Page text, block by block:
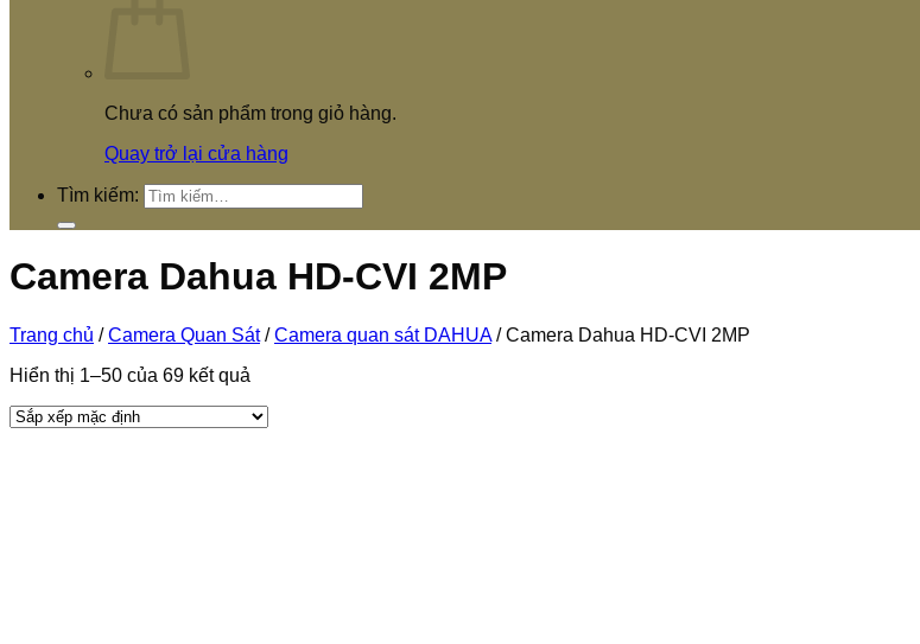
Chưa có sản phẩm trong giỏ hàng.
Quay trở lại cửa hàng
Tìm kiếm:
Camera Dahua HD-CVI 2MP
Trang chủ / Camera Quan Sát / Camera quan sát DAHUA /Camera Dahua HD-CVI 2MP
Hiển thị 1–50 của 69 kết quả